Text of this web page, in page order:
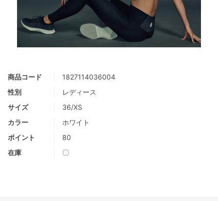
商品コード
1827114036004
性別
レディース
サイズ
36/XS
カラー
ホワイト
ポイント
80
在庫
〇